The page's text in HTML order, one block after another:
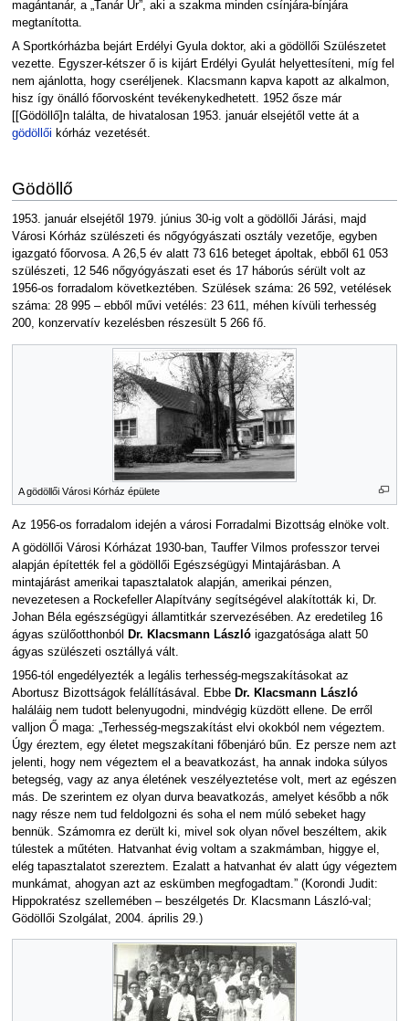
magántanár, a „Tanár Úr”, aki a szakma minden csínjára-bínjára
megtanította.
A Sportkórházba bejárt Erdélyi Gyula doktor, aki a gödöllői Szülészetet
vezette. Egyszer-kétszer ő is kijárt Erdélyi Gyulát helyettesíteni, míg fel
nem ajánlotta, hogy cseréljenek. Klacsmann kapva kapott az alkalmon,
hisz így önálló főorvosként tevékenykedhetett. 1952 ősze már
[[Gödöllő]n találta, de hivatalosan 1953. január elsejétől vette át a
gödöllői kórház vezetését.
Gödöllő
1953. január elsejétől 1979. június 30-ig volt a gödöllői Járási, majd
Városi Kórház szülészeti és nőgyógyászati osztály vezetője, egyben
igazgató főorvosa. A 26,5 év alatt 73 616 beteget ápoltak, ebből 61 053
szülészeti, 12 546 nőgyógyászati eset és 17 háborús sérült volt az
1956-os forradalom következtében. Szülések száma: 26 592, vetélések
száma: 28 995 – ebből művi vetélés: 23 611, méhen kívüli terhesség
200, konzervatív kezelésben részesült 5 266 fő.
A gödöllői Városi Kórház épülete
Az 1956-os forradalom idején a városi Forradalmi Bizottság elnöke volt.
A gödöllői Városi Kórházat 1930-ban, Tauffer Vilmos professzor tervei
alapján építették fel a gödöllői Egészségügyi Mintajárásban. A
mintajárást amerikai tapasztalatok alapján, amerikai pénzen,
nevezetesen a Rockefeller Alapítvány segítségével alakították ki, Dr.
Johan Béla egészségügyi államtitkár szervezésében. Az eredetileg 16
ágyas szülőotthonból
Dr. Klacsmann Lászlóigazgatósága alatt 50
ágyas szülészeti osztállyá vált.
1956-tól engedélyezték a legális terhesség-megszakításokat az
Abortusz Bizottságok felállításával. Ebbe Dr. Klacsmann László
haláláig nem tudott belenyugodni, mindvégig küzdött ellene. De erről
valljon Ő maga: „Terhesség-megszakítást elvi okokból nem végeztem.
Úgy éreztem, egy életet megszakítani főbenjáró bűn. Ez persze nem azt
jelenti, hogy nem végeztem el a beavatkozást, ha annak indoka súlyos
betegség, vagy az anya életének veszélyeztetése volt, mert az egészen
más. De szerintem ez olyan durva beavatkozás, amelyet később a nők
nagy része nem tud feldolgozni és soha el nem múló sebeket hagy
bennük. Számomra ez derült ki, mivel sok olyan nővel beszéltem, akik
túlestek a műtéten. Hatvanhat évig voltam a szakmámban, higgye el,
elég tapasztalatot szereztem. Ezalatt a hatvanhat év alatt úgy végeztem
munkámat, ahogyan azt az eskümben megfogadtam.” (Korondi Judit:
Hippokratész szellemében – beszélgetés Dr. Klacsmann László-val;
Gödöllői Szolgálat, 2004. április 29.)